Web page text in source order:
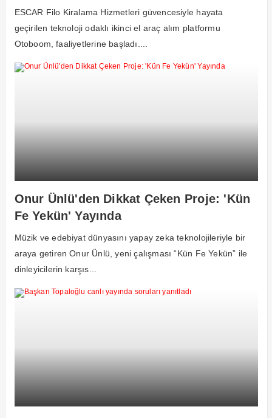
Dönem Başladı
ESCAR Filo Kiralama Hizmetleri güvencesiyle hayata
geçirilen teknoloji odaklı ikinci el araç alım platformu
Otoboom, faaliyetlerine başladı....
Onur Ünlü'den Dikkat Çeken Proje: 'Kün
Fe Yekün' Yayında
Müzik ve edebiyat dünyasını yapay zeka teknolojileriyle bir
araya getiren Onur Ünlü, yeni çalışması “Kün Fe Yekün” ile
dinleyicilerin karşıs...